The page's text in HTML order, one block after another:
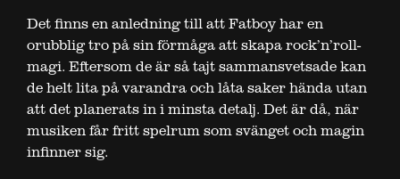
Det finns en anledning till att Fatboy har en
orubblig tro på sin förmåga att skapa rock’n’roll-
magi. Eftersom de är så tajt sammansvetsade kan
de helt lita på varandra och låta saker hända utan
att det planerats in i minsta detalj. Det är då, när
musiken får fritt spelrum som svänget och magin
infinner sig.